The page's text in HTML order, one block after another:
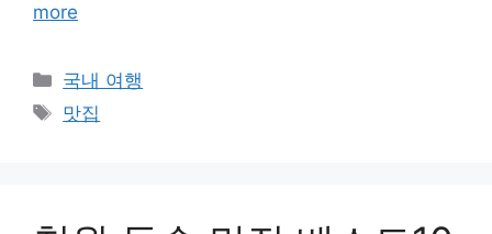
more
Categories
국내 여행
Tags
맛집